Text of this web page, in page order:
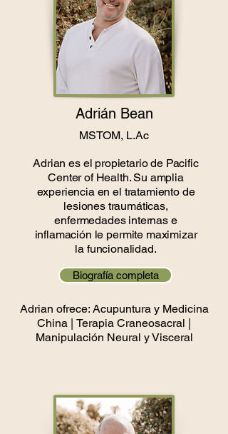
Adrián Bean
MSTOM, L.Ac
Adrian es el propietario de Pacific
Center of Health. Su amplia
experiencia en el tratamiento de
lesiones traumáticas,
enfermedades internas e
inflamación le permite maximizar
la funcionalidad.
Biografía completa
Adrian ofrece: Acupuntura y Medicina
China | Terapia Craneosacral |
Manipulación Neural y Visceral